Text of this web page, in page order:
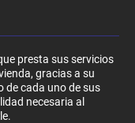
presta sus servicios
gracias a su
de cada uno de sus
necesaria al